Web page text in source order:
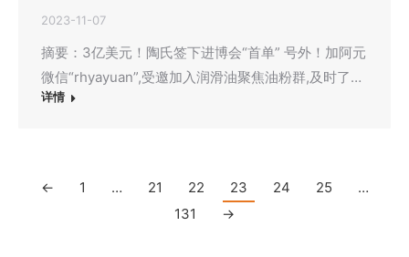
2023-11-07
摘要：3亿美元！陶氏签下进博会“首单” 号外！加阿元
微信“rhyayuan”,受邀加入润滑油聚焦油粉群,及时了…
详情
← 1 … 21 22 23 24 25
…
131
→